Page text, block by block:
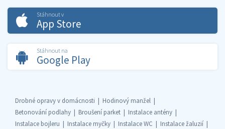
Stáhnout v
App Store
Stáhnout na
Google Play
Drobné opravy v domácnosti
Hodinový manžel
Betonování podlahy
Broušení parket
Instalace antény
Instalace bojleru
Instalace myčky Instalace WC
Instalace žaluzií